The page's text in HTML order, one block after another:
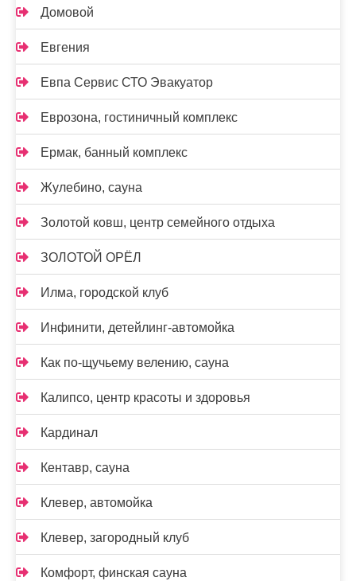
Домовой
Евгения
Евпа Сервис СТО Эвакуатор
Еврозона, гостиничный комплекс
Ермак, банный комплекс
Жулебино, сауна
Золотой ковш, центр семейного отдыха
ЗОЛОТОЙ ОРЁЛ
Илма, городской клуб
Инфинити, детейлинг-автомойка
Как по-щучьему велению, сауна
Калипсо, центр красоты и здоровья
Кардинал
Кентавр, сауна
Клевер, автомойка
Клевер, загородный клуб
Комфорт, финская сауна